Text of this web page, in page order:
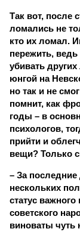
Так вот, после
ломались не
кто их ломал.
пережить,
убивать
юнгой на
но так и не
помнит, как
годы – в
психологов,
прийти и
вещи? Только
– За последние
нескольких
статус
советского
виноваты чуть